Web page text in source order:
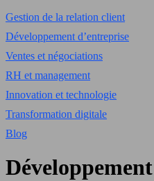
Gestion de la relation client
Développement d’entreprise
Ventes et négociations
RH et management
Innovation et technologie
Transformation digitale
Blog